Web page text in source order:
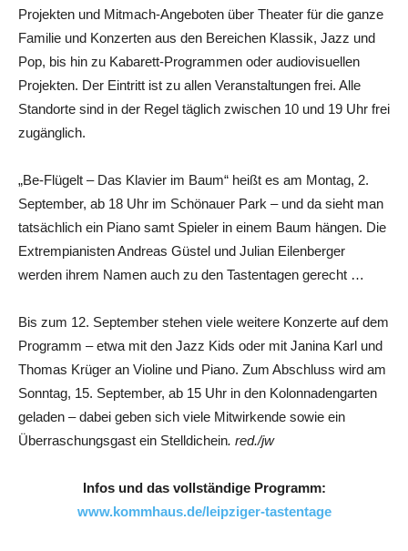
Projekten und Mitmach-Angeboten über Theater für die ganze
Familie und Konzerten aus den Bereichen Klassik, Jazz und
Pop, bis hin zu Kabarett-Programmen oder audiovisuellen
Projekten. Der Eintritt ist zu allen Veranstaltungen frei. Alle
Standorte sind in der Regel täglich zwischen 10 und 19 Uhr frei
zugänglich.
„Be-Flügelt – Das Klavier im Baum“ heißt es am Montag, 2.
September, ab 18 Uhr im Schönauer Park – und da sieht man
tatsächlich ein Piano samt Spieler in einem Baum hängen. Die
Extrempianisten Andreas Güstel und Julian Eilenberger
werden ihrem Namen auch zu den Tastentagen gerecht …
Bis zum 12. September stehen viele weitere Konzerte auf dem
Programm – etwa mit den Jazz Kids oder mit Janina Karl und
Thomas Krüger an Violine und Piano. Zum Abschluss wird am
Sonntag, 15. September, ab 15 Uhr in den Kolonnadengarten
geladen – dabei geben sich viele Mitwirkende sowie ein
Überraschungsgast ein Stelldichein. red./jw
Infos und das vollständige Programm:
www.kommhaus.de/leipziger-tastentage